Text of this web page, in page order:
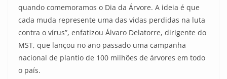
quando comemoramos o Dia da Árvore. A ideia é que
cada muda represente uma das vidas perdidas na luta
contra o vírus”, enfatizou Álvaro Delatorre, dirigente do
MST, que lançou no ano passado uma campanha
nacional de plantio de 100 milhões de árvores em todo
o país.